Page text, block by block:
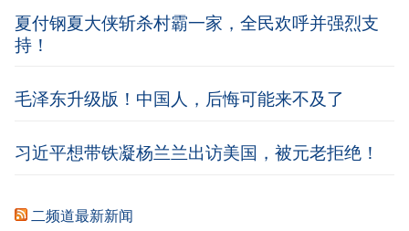
夏付钢夏大侠斩杀村霸一家，全民欢呼并强烈支
持！
毛泽东升级版！中国人，后悔可能来不及了
习近平想带铁凝杨兰兰出访美国，被元老拒绝！
二频道最新新闻